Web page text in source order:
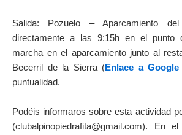
Salida: Pozuelo – Aparcamiento
directamente a las 9:15h en el punto
marcha en el aparcamiento junto al
Becerril de la Sierra (Enlace a Google
puntualidad.
Podéis informaros sobre esta actividad
(clubalpinopiedrafita@gmail.com).
En